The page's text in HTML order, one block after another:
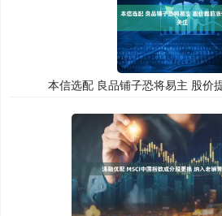
本信选配 良品铺子恐将易主 股价